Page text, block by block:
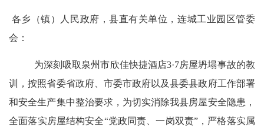
各乡（镇）人民政府，县直有关单位，连城工业园区管委
会 ：
为深刻吸取泉州市欣佳快捷酒店3·7房屋坍塌事故的教
训，按照省委省政府、市委市政府以及县委县政府工作部署
和安全生产集中整治要求，为切实消除我县房屋安全隐患，
全面落实房屋结构安全“党政同责、一岗双责”，严格落实属